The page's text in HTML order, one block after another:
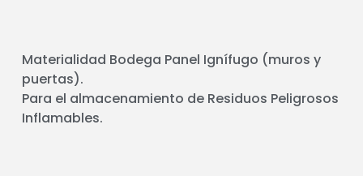
Materialidad Bodega Panel Ignífugo (muros y
puertas).
Para el almacenamiento de Residuos Peligrosos
Inflamables.